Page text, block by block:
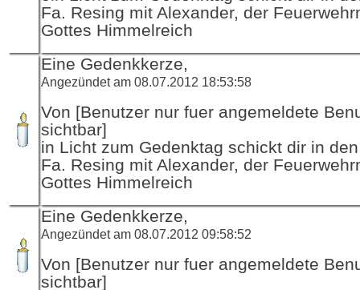
Fa. Resing mit Alexander, der
Gottes Himmelreich
Eine Gedenkkerze,
Angezündet am 08.07.2012 18:53:58
Von [Benutzer nur fuer angemeldete
sichtbar]
in Licht zum Gedenktag schickt dir in
Fa. Resing mit Alexander, der
Gottes Himmelreich
Eine Gedenkkerze,
Angezündet am 08.07.2012 09:58:52
Von [Benutzer nur fuer angemeldete
sichtbar]